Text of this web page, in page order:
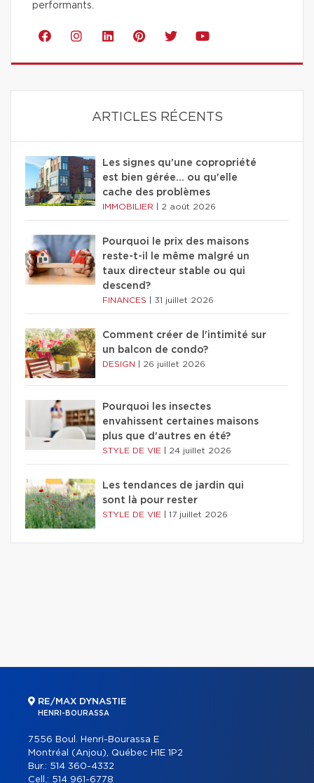
performants.
ARTICLES RÉCENTS
Les signes qu'une copropriété
est bien gérée… ou qu'elle
cache des problèmes
IMMOBILIER 2 août 2026
Pourquoi le prix des maisons
reste-t-il le même malgré un
taux directeur stable ou qui
descend?
FINANCES 31 juillet 2026
Comment créer de l'intimité sur
un balcon de condo?
DESIGN 26 juillet 2026
Pourquoi les insectes
envahissent certaines maisons
plus que d'autres en été?
STYLE DE VIE 24 juillet 2026
Les tendances de jardin qui
sont là pour rester
STYLE DE VIE 17 juillet 2026
RE/MAX DYNASTIE
HENRI-BOURASSA
7556 Boul. Henri-Bourassa E
Montréal (Anjou), Québec H1E 1P2
Bur.: 514 360-4332
Cell.: 514 961-6778